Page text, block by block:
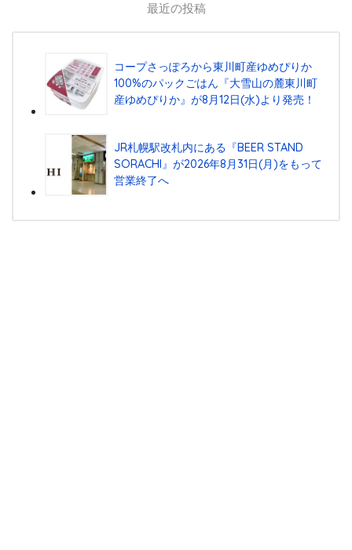
最近の投稿
コープさっぽろから東川町産ゆめぴりか
100%のパックごはん『⼤雪⼭の麓東川町
産ゆめぴりか』が8⽉12⽇(⽔)より発売！
JR札幌駅改札内にある『BEER STAND
SORACHI』が2026年8月31日(月)をもって
営業終了へ